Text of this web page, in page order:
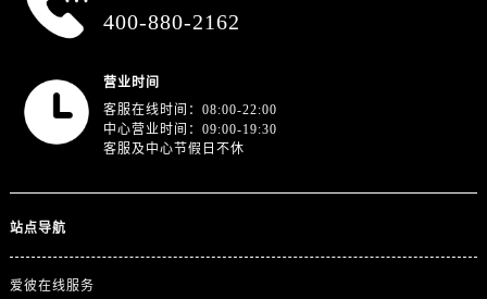
400-880-2162
营业时间
客服在线时间：08:00-22:00
中心营业时间：09:00-19:30
客服及中心节假日不休
站点导航
爱彼在线服务